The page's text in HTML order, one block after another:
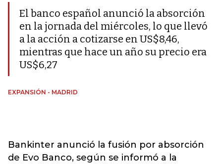
El banco español anunció la absorción
en la jornada del miércoles, lo que llevó
a la acción a cotizarse en US$8,46,
mientras que hace un año su precio era
US$6,27
EXPANSIÓN - MADRID
Bankinter anunció la fusión por absorción
de Evo Banco, según se informó a la